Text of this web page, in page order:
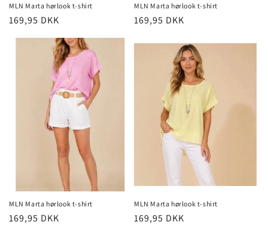
MLN Marta hørlook t-shirt
Normalpris
169,95 DKK
MLN Marta hørlook t-shirt
Normalpris
169,95 DKK
MLN Marta hørlook t-shirt
Normalpris
169,95 DKK
MLN Marta hørlook t-shirt
Normalpris
169,95 DKK